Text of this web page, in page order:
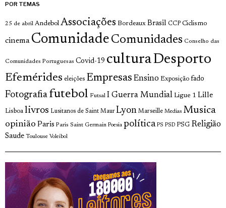
POR TEMAS
25 de abril Andebol Associações Bordeaux Brasil CCP Ciclismo
cinema Comunidade Comunidades Conselho das
Comunidades Portuguesas Covid-19 culturaDesporto
Efemérides eleições Empresas Ensino Exposição fado
Fotografia futebol Futsal I Guerra Mundial Ligue 1 Lille
Lisboa livros Lusitanos de Saint Maur Lyon Marseille Medias Musica
opinião Paris Paris Saint Germain Poesia política PS PSD PSG Religião
Saude Toulouse Voleibol